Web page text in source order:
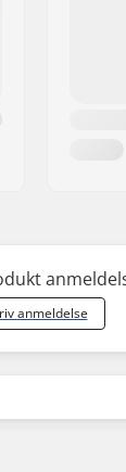
anmeldelse